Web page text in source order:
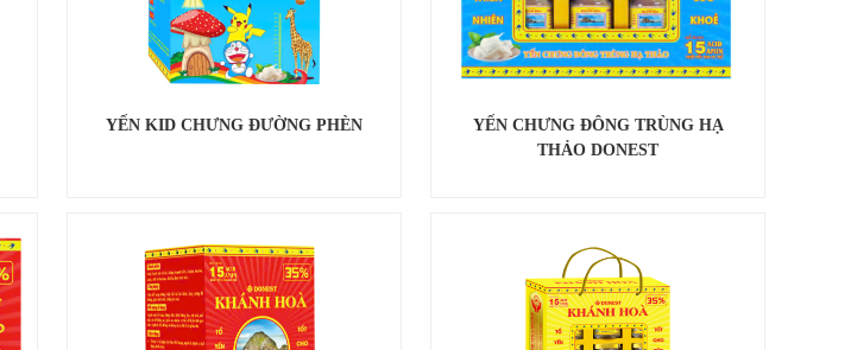
YẾN KID CHƯNG ĐƯỜNG PHÈN
YẾN CHƯNG ĐÔNG TRÙNG HẠ
THẢO DONEST